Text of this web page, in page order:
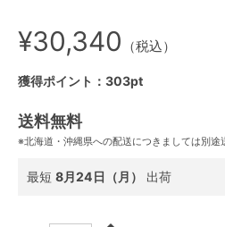
¥30,340 （税込）
獲得ポイント：303pt
送料無料
※北海道・沖縄県への配送につきましては別途
最短 8月24日（月） 出荷